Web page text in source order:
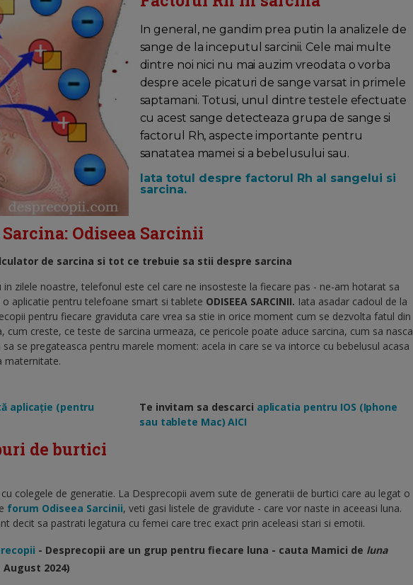
In general, ne gandim prea putin la analizele de
sange de la inceputul sarcinii. Cele mai multe
dintre noi nici nu mai auzim vreodata o vorba
despre acele picaturi de sange varsat in primele
saptamani. Totusi, unul dintre testele efectuate
cu acest sange detecteaza grupa de sange si
factorul Rh, aspecte importante pentru
sanatatea mamei si a bebelusului sau.
Iata totul despre factorul Rh al sangelui si
sarcina.
Odiseea Sarcinii
de sarcina si tot ce trebuie sa stii despre sarcina
in zilele noastre, telefonul este cel care ne insosteste la fiecare pas - ne-am hotarat sa
o aplicatie pentru telefoane smart si tablete ODISEEA SARCINII. Iata asadar cadoul de la
pentru fiecare graviduta care vrea sa stie in orice moment cum se dezvolta fatul din
cum creste, ce teste de sarcina urmeaza, ce pericole poate aduce sarcina, cum sa nasca
sa se pregateasca pentru marele moment: acela in care se va intorce cu bebelusul acasa
maternitate.
aplicație (pentru
Te invitam sa descarci aplicatia pentru IOS (Iphone
sau tablete Mac) AICI
de burtici
colegele de generatie. La Desprecopii avem sute de generatii de burtici care au legat o
forum Odiseea Sarcinii, veti gasi listele de gravidute - care vor naste in aceeasi luna.
decit sa pastrati legatura cu femei care trec exact prin aceleasi stari si emotii.
- Desprecopii are un grup pentru fiecare luna - cauta Mamici de luna
2024)